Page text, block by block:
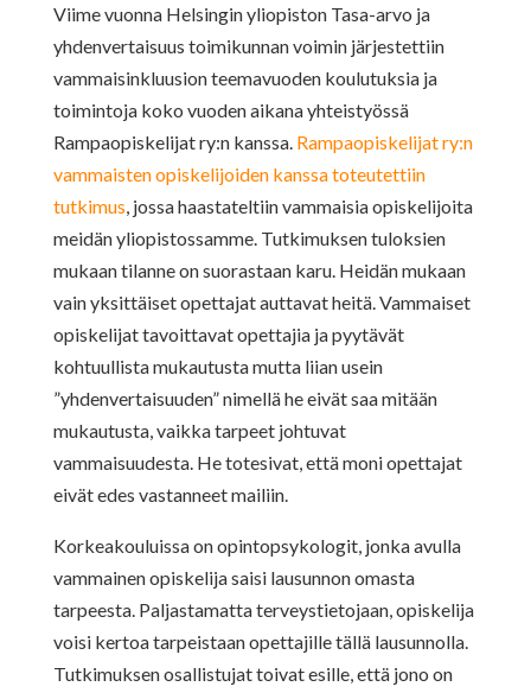
Viime vuonna Helsingin yliopiston Tasa-arvo ja
yhdenvertaisuus toimikunnan voimin järjestettiin
vammaisinkluusion teemavuoden koulutuksia ja
toimintoja koko vuoden aikana yhteistyössä
Rampaopiskelijat ry:n kanssa. Rampaopiskelijat ry:n
vammaisten opiskelijoiden kanssa toteutettiin
tutkimus , jossa haastateltiin vammaisia opiskelijoita
meidän yliopistossamme. Tutkimuksen tuloksien
mukaan tilanne on suorastaan karu. Heidän mukaan
vain yksittäiset opettajat auttavat heitä. Vammaiset
opiskelijat tavoittavat opettajia ja pyytävät
kohtuullista mukautusta mutta liian usein
”yhdenvertaisuuden” nimellä he eivät saa mitään
mukautusta, vaikka tarpeet johtuvat
vammaisuudesta. He totesivat, että moni opettajat
eivät edes vastanneet mailiin.
Korkeakouluissa on opintopsykologit, jonka avulla
vammainen opiskelija saisi lausunnon omasta
tarpeesta. Paljastamatta terveystietojaan, opiskelija
voisi kertoa tarpeistaan opettajille tällä lausunnolla.
Tutkimuksen osallistujat toivat esille, että jono on